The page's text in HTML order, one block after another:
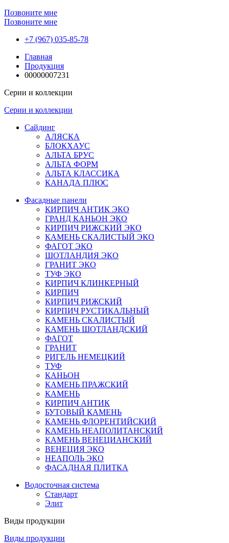
Позвоните мне
Позвоните мне
+7 (967) 035-85-78
Главная
Продукция
00000007231
Серии и коллекции
Серии и коллекции
Сайдинг
АЛЯСКА
БЛОКХАУС
АЛЬТА БРУС
АЛЬТА ФОРМ
АЛЬТА КЛАССИКА
КАНАДА ПЛЮС
Фасадные панели
КИРПИЧ АНТИК ЭКО
ГРАНД КАНЬОН ЭКО
КИРПИЧ РИЖСКИЙ ЭКО
КАМЕНЬ СКАЛИСТЫЙ ЭКО
ФАГОТ ЭКО
ШОТЛАНДИЯ ЭКО
ГРАНИТ ЭКО
ТУФ ЭКО
КИРПИЧ КЛИНКЕРНЫЙ
КИРПИЧ
КИРПИЧ РИЖСКИЙ
КИРПИЧ РУСТИКАЛЬНЫЙ
КАМЕНЬ СКАЛИСТЫЙ
КАМЕНЬ ШОТЛАНДСКИЙ
ФАГОТ
ГРАНИТ
РИГЕЛЬ НЕМЕЦКИЙ
ТУФ
КАНЬОН
КАМЕНЬ ПРАЖСКИЙ
КАМЕНЬ
КИРПИЧ АНТИК
БУТОВЫЙ КАМЕНЬ
КАМЕНЬ ФЛОРЕНТИЙСКИЙ
КАМЕНЬ НЕАПОЛИТАНСКИЙ
КАМЕНЬ ВЕНЕЦИАНСКИЙ
ВЕНЕЦИЯ ЭКО
НЕАПОЛЬ ЭКО
ФАСАДНАЯ ПЛИТКА
Водосточная система
Стандарт
Элит
Виды продукции
Виды продукции